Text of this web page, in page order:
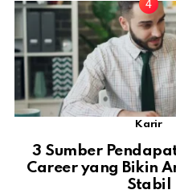
Karir
3 Sumber
Career yang Bikin
Stabil